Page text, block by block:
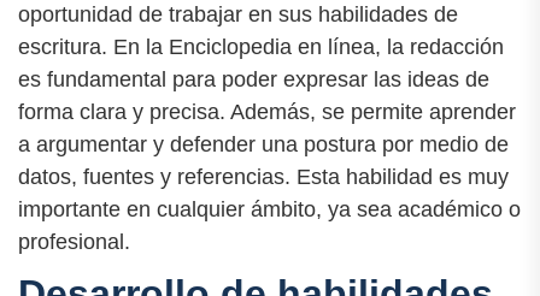
oportunidad de trabajar en sus habilidades de
escritura. En la Enciclopedia en línea, la redacción
es fundamental para poder expresar las ideas de
forma clara y precisa. Además, se permite aprender
a argumentar y defender una postura por medio de
datos, fuentes y referencias. Esta habilidad es muy
importante en cualquier ámbito, ya sea académico o
profesional.